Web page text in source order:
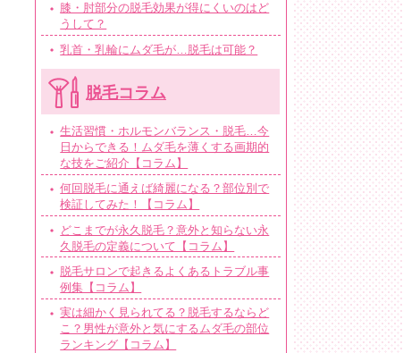
膝・肘部分の脱毛効果が得にくいのはど
うして？
乳首・乳輪にムダ毛が…脱毛は可能？
脱毛コラム
生活習慣・ホルモンバランス・脱毛…今
日からできる！ムダ毛を薄くする画期的
な技をご紹介【コラム】
何回脱毛に通えば綺麗になる？部位別で
検証してみた！【コラム】
どこまでが永久脱毛？意外と知らない永
久脱毛の定義について【コラム】
脱毛サロンで起きるよくあるトラブル事
例集【コラム】
実は細かく見られてる？脱毛するならど
こ？男性が意外と気にするムダ毛の部位
ランキング【コラム】